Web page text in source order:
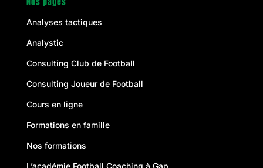
Analyses tactiques
Analystic
Consulting Club de Football
Consulting Joueur de Football
Cours en ligne
Formations en famille
Nos formations
L’académie Football Coaching à Gap